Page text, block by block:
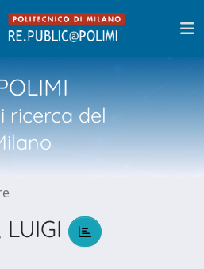
ricerca del